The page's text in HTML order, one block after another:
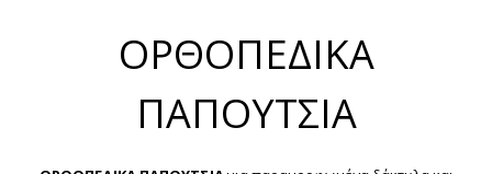
ΟΡΘΟΠΕΔΙΚΑ
ΠΑΠΟΥΤΣΙΑ